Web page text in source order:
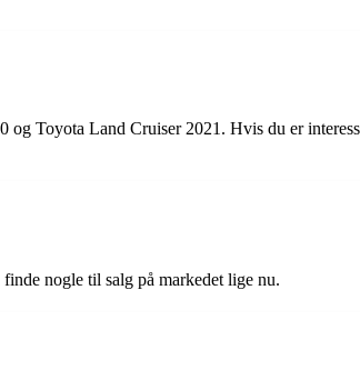
Toyota Land Cruiser 2021. Hvis du er
nogle til salg på markedet lige nu.